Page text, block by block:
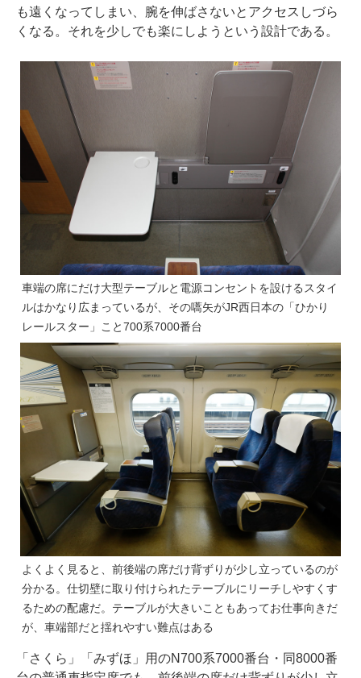
も遠くなってしまい、腕を伸ばさないとアクセスしづら
くなる。それを少しでも楽にしようという設計である。
車端の席にだけ大型テーブルと電源コンセントを設けるスタイ
ルはかなり広まっているが、その嚆矢がJR西日本の「ひかり
レールスター」こと700系7000番台
よくよく見ると、前後端の席だけ背ずりが少し立っているのが
分かる。仕切壁に取り付けられたテーブルにリーチしやすくす
るための配慮だ。テーブルが大きいこともあってお仕事向きだ
が、車端部だと揺れやすい難点はある
「さくら」「みずほ」用のN700系7000番台・同8000番